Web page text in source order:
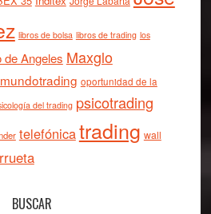
libros de bolsa libros de trading los
de Angeles Maxglo
mundotrading oportunidad de la
del trading psicotrading
telefónicatrading wall
BUSCAR